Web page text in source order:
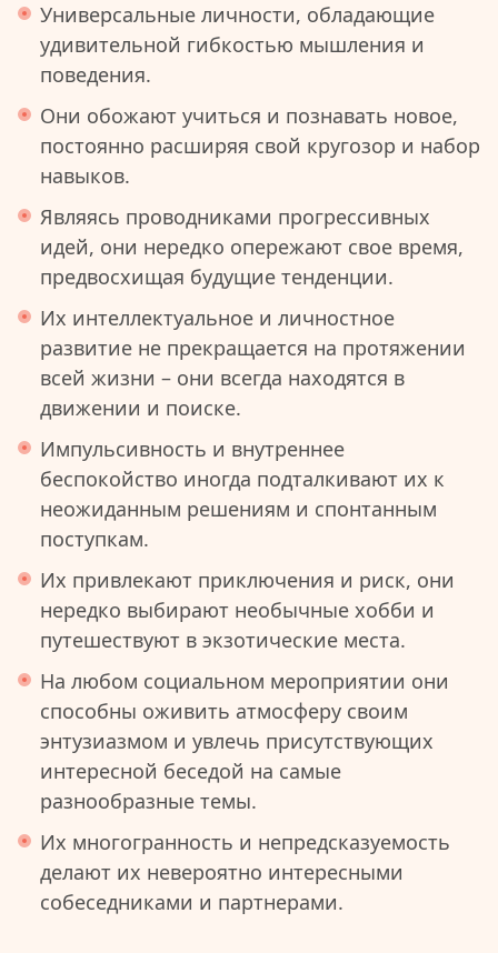
Универсальные личности, обладающие
удивительной гибкостью мышления и
поведения.
Они обожают учиться и познавать новое,
постоянно расширяя свой кругозор и набор
навыков.
Являясь проводниками прогрессивных
идей, они нередко опережают свое время,
предвосхищая будущие тенденции.
Их интеллектуальное и личностное
развитие не прекращается на протяжении
всей жизни – они всегда находятся в
движении и поиске.
Импульсивность и внутреннее
беспокойство иногда подталкивают их к
неожиданным решениям и спонтанным
поступкам.
Их привлекают приключения и риск, они
нередко выбирают необычные хобби и
путешествуют в экзотические места.
На любом социальном мероприятии они
способны оживить атмосферу своим
энтузиазмом и увлечь присутствующих
интересной беседой на самые
разнообразные темы.
Их многогранность и непредсказуемость
делают их невероятно интересными
собеседниками и партнерами.